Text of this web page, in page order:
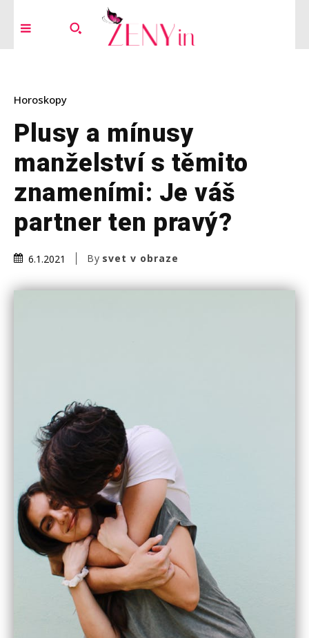
Horoskopy
Plusy a mínusy
manželství s těmito
znameními: Je váš
partner ten pravý?
6.1.2021 By svet v obraze